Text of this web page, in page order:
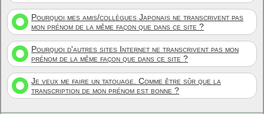
Pourquoi mes amis/collègues Japonais ne transcrivent pas
mon prénom de la même façon que dans ce site ?
Pourquoi d'autres sites Internet ne transcrivent pas mon
prénom de la même façon que dans ce site ?
Je veux me faire un tatouage. Comme être sûr que la
transcription de mon prénom est bonne ?